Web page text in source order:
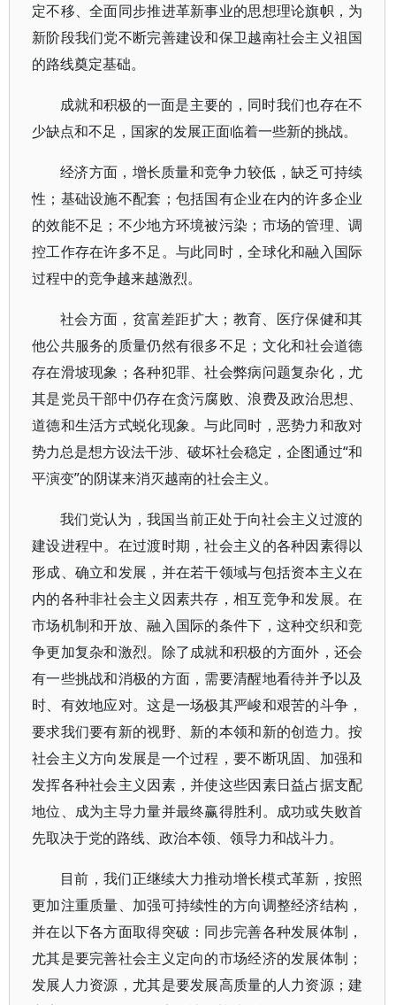
定不移、全面同步推进革新事业的思想理论旗帜，为
新阶段我们党不断完善建设和保卫越南社会主义祖国
的路线奠定基础。
成就和积极的一面是主要的，同时我们也存在不
少缺点和不足，国家的发展正面临着一些新的挑战。
经济方面，增长质量和竞争力较低，缺乏可持续
性；基础设施不配套；包括国有企业在内的许多企业
的效能不足；不少地方环境被污染；市场的管理、调
控工作存在许多不足。与此同时，全球化和融入国际
过程中的竞争越来越激烈。
社会方面，贫富差距扩大；教育、医疗保健和其
他公共服务的质量仍然有很多不足；文化和社会道德
存在滑坡现象；各种犯罪、社会弊病问题复杂化，尤
其是党员干部中仍存在贪污腐败、浪费及政治思想、
道德和生活方式蜕化现象。与此同时，恶势力和敌对
势力总是想方设法干涉、破坏社会稳定，企图通过“和
平演变”的阴谋来消灭越南的社会主义。
我们党认为，我国当前正处于向社会主义过渡的
建设进程中。在过渡时期，社会主义的各种因素得以
形成、确立和发展，并在若干领域与包括资本主义在
内的各种非社会主义因素共存，相互竞争和发展。在
市场机制和开放、融入国际的条件下，这种交织和竞
争更加复杂和激烈。除了成就和积极的方面外，还会
有一些挑战和消极的方面，需要清醒地看待并予以及
时、有效地应对。这是一场极其严峻和艰苦的斗争，
要求我们要有新的视野、新的本领和新的创造力。按
社会主义方向发展是一个过程，要不断巩固、加强和
发挥各种社会主义因素，并使这些因素日益占据支配
地位、成为主导力量并最终赢得胜利。成功或失败首
先取决于党的路线、政治本领、领导力和战斗力。
目前，我们正继续大力推动增长模式革新，按照
更加注重质量、加强可持续性的方向调整经济结构，
并在以下各方面取得突破：同步完善各种发展体制，
尤其是要完善社会主义定向的市场经济的发展体制；
发展人力资源，尤其是要发展高质量的人力资源；建